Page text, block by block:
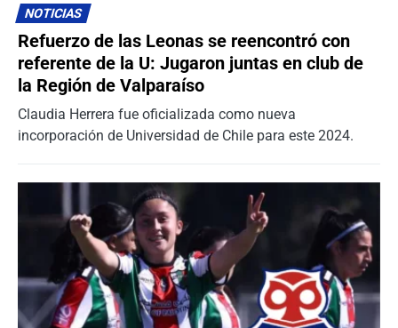
NOTICIAS
Refuerzo de las Leonas se reencontró con
referente de la U: Jugaron juntas en club de
la Región de Valparaíso
Claudia Herrera fue oficializada como nueva
incorporación de Universidad de Chile para este 2024.